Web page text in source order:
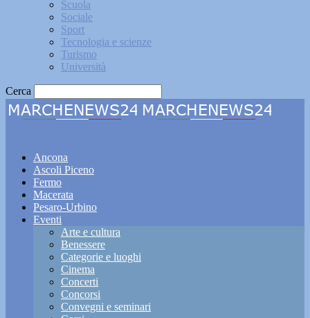
Scuola
Sociale
Sport
Tecnologia e scienze
Turismo
Università
Cerca
Ancona
Ascoli Piceno
Fermo
Macerata
Pesaro-Urbino
Eventi
Arte e cultura
Benessere
Categorie e luoghi
Cinema
Concerti
Concorsi
Convegni e seminari